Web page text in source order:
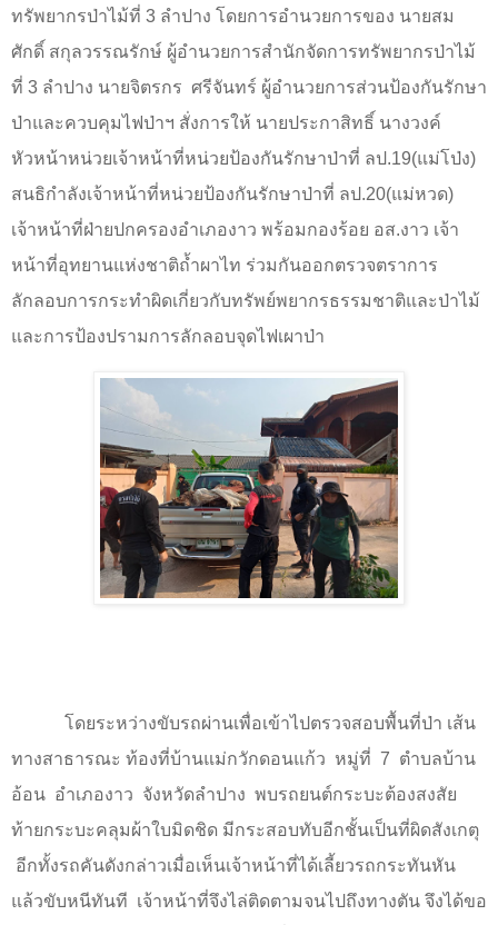
ทรัพยากรป่าไม้ที่ 3 ลำปาง โดยการอำนวยการของ นายสม
ศักดิ์ สกุลวรรณรักษ์ ผู้อำนวยการสำนักจัดการทรัพยากรป่าไม้
ที่ 3 ลำปาง นายจิตรกร ศรีจันทร์ ผู้อำนวยการส่วนป้องกันรักษา
ป่าและควบคุมไฟป่าฯ สั่งการให้ นายประกาสิทธิ์ นางวงค์
หัวหน้าหน่วยเจ้าหน้าที่หน่วยป้องกันรักษาป่าที่ ลป.19(แม่โป่ง)
สนธิกำลังเจ้าหน้าที่หน่วยป้องกันรักษาป่าที่ ลป.20(แม่หวด)
เจ้าหน้าที่ฝ่ายปกครองอำเภองาว พร้อมกองร้อย อส.งาว เจ้า
หน้าที่อุทยานแห่งชาติถ้ำผาไท ร่วมกันออกตรวจตราการ
ลักลอบการกระทำผิดเกี่ยวกับทรัพย์พยากรธรรมชาติและป่าไม้
และการป้องปรามการลักลอบจุดไฟเผาป่า
โดยระหว่างขับรถผ่านเพื่อเข้าไปตรวจสอบพื้นที่ป่า เส้น
ทางสาธารณะ ท้องที่บ้านแม่กวักดอนแก้ว หมู่ที่ 7 ตำบลบ้าน
อ้อน อำเภองาว จังหวัดลำปาง พบรถยนต์กระบะต้องสงสัย
ท้ายกระบะคลุมผ้าใบมิดชิด มีกระสอบทับอีกชั้นเป็นที่ผิดสังเกตุ
อีกทั้งรถคันดังกล่าวเมื่อเห็นเจ้าหน้าที่ได้เลี้ยวรถกระทันหัน
แล้วขับหนีทันที เจ้าหน้าที่จึงไล่ติดตามจนไปถึงทางตัน จึงได้ขอ